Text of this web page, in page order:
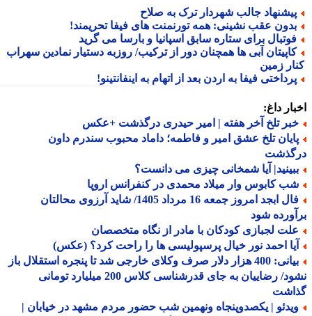
جالب شهردار ترک به صلاح
عقب نشینی: همه تورنمنت های فیفا تحریمند!
برای ستاره سابق اسپانیا و بارسا می گرید
آبی ها همچنان دور از ترکیب/ روزبه دستیار نمادین سهراب
زمین
فیفا به اردن بعد از اتهام به اینفانتینو!
داغ:
تلخ آخر هفته | امیر حیدری درگذشت +عکس
تلخ عشق امیر و فاطمه؛ داماد محبوب سندرم داون
آیا شمخانی چیزی می دانست؟
کابوس وار میلاد محمدی در کنفرانس اروپا
فال ابجد امروز جمعه 16 مرداد 1405/ شاید آرزوی محالتان
شود
لجبازی کودکان با مادر از نگاه متخصصان
احمد نور خیال پرسپولیسی ها را راحت کرد؟ (عکس)
بیانی: 400 هزار دلار صرف وکلای خارجی شد تا پنجره استقلال باز
نشود/ رضاییان به جای قدرشناسی کلاس 200 میلیارد تومانی
| یکصدوپنجاه ونهمین شب حضور مردم مشهد در خیابان |